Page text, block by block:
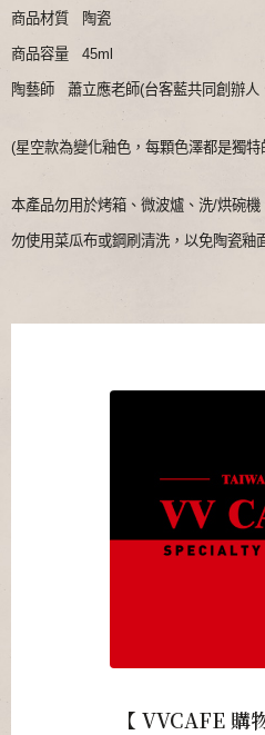
商品材質 陶瓷
商品容量 45ml
陶藝師 蕭立應老師(台客藍共同創辦人
(星空款為變化釉色，每顆色澤都是獨特
本產品勿用於烤箱、微波爐、洗/烘碗機
勿使用菜瓜布或鋼刷清洗，以免陶瓷釉
【 VVCAFE 購